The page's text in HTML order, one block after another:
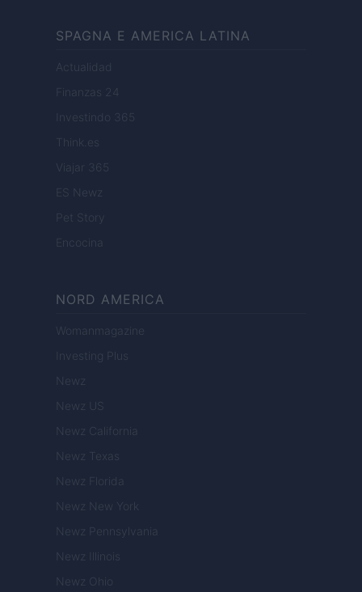
SPAGNA E AMERICA LATINA
Actualidad
Finanzas 24
Investindo 365
Think.es
Viajar 365
ES Newz
Pet Story
Encocina
NORD AMERICA
Womanmagazine
Investing Plus
Newz
Newz US
Newz California
Newz Texas
Newz Florida
Newz New York
Newz Pennsylvania
Newz Illinois
Newz Ohio